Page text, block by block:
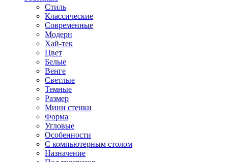
Стиль
Классические
Современные
Модерн
Хай-тек
Цвет
Белые
Венге
Светлые
Темные
Размер
Мини стенки
Форма
Угловые
Особенности
С компьютерным столом
Назначение